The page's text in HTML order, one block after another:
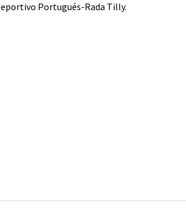
Portugués-Rada Tilly.